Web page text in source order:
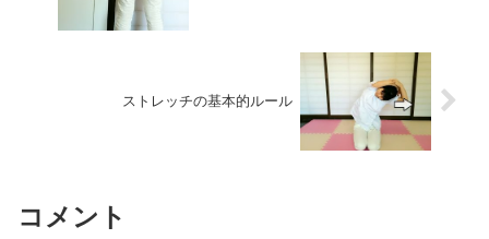
ストレッチの基本的ルール
コメント